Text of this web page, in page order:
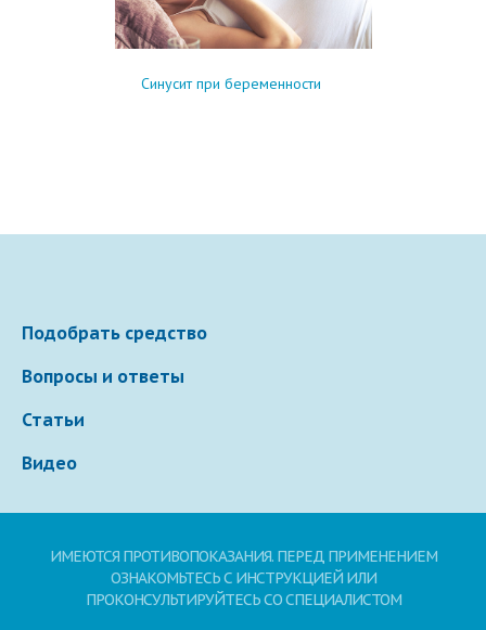
Синусит при беременности
Подобрать средство
Вопросы и ответы
Статьи
Видео
ИМЕЮТСЯ ПРОТИВОПОКАЗАНИЯ. ПЕРЕД ПРИМЕНЕНИЕМ
ОЗНАКОМЬТЕСЬ С ИНСТРУКЦИЕЙ ИЛИ
ПРОКОНСУЛЬТИРУЙТЕСЬ СО СПЕЦИАЛИСТОМ